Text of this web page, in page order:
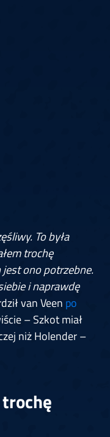
To była
trochę
ono potrzebne.
i naprawdę
van Veen po
– Szkot miał
niż Holender –